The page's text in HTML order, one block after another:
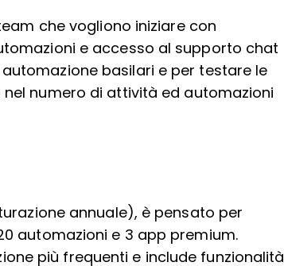
che vogliono iniziare con
e accesso al supporto chat
basilari e per testare le
numero di attività ed automazioni
annuale), è pensato per
automazioni e 3 app premium.
più frequenti e include funzionalità